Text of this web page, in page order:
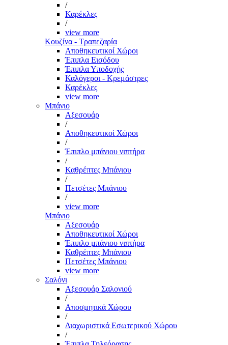
/
Καρέκλες
/
view more
Κουζίνα - Τραπεζαρία
Αποθηκευτικοί Χώροι
Έπιπλα Εισόδου
Έπιπλα Υποδοχής
Καλόγεροι - Κρεμάστρες
Καρέκλες
view more
Μπάνιο
Αξεσουάρ
/
Αποθηκευτικοί Χώροι
/
Έπιπλο μπάνιου νιπτήρα
/
Καθρέπτες Μπάνιου
/
Πετσέτες Μπάνιου
/
view more
Μπάνιο
Αξεσουάρ
Αποθηκευτικοί Χώροι
Έπιπλο μπάνιου νιπτήρα
Καθρέπτες Μπάνιου
Πετσέτες Μπάνιου
view more
Σαλόνι
Αξεσουάρ Σαλονιού
/
Αποσμητικά Χώρου
/
Διαχωριστικά Εσωτερικού Χώρου
/